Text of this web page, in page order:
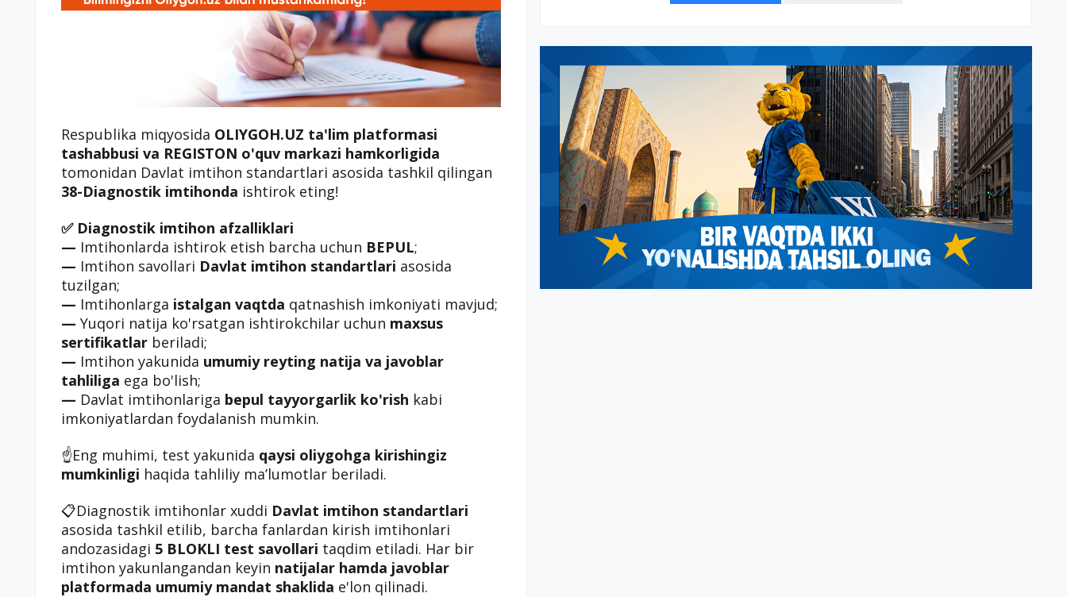
Respublika miqyosida OLIYGOH.UZ ta'lim platformasi
tashabbusi va REGISTON o'quv markazi hamkorligida
tomonidan Davlat imtihon standartlari asosida tashkil qilingan
38-Diagnostik imtihonda ishtirok eting!
✅ Diagnostik imtihon afzalliklari
— Imtihonlarda ishtirok etish barcha uchun BEPUL;
— Imtihon savollari Davlat imtihon standartlari asosida
tuzilgan;
— Imtihonlarga istalgan vaqtda qatnashish imkoniyati mavjud;
— Yuqori natija ko'rsatgan ishtirokchilar uchun maxsus
sertifikatlar beriladi;
— Imtihon yakunida umumiy reyting natija va javoblar
tahliliga ega bo'lish;
— Davlat imtihonlariga bepul tayyorgarlik ko'rish kabi
imkoniyatlardan foydalanish mumkin.
☝️Eng muhimi, test yakunida qaysi oliygohga kirishingiz
mumkinligi haqida tahliliy ma’lumotlar beriladi.
📋Diagnostik imtihonlar xuddi Davlat imtihon standartlari
asosida tashkil etilib, barcha fanlardan kirish imtihonlari
andozasidagi 5 BLOKLI test savollari taqdim etiladi. Har bir
imtihon yakunlangandan keyin natijalar hamda javoblar
platformada umumiy mandat shaklida e'lon qilinadi.